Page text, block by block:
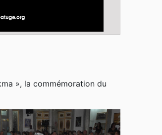
», la commémoration du